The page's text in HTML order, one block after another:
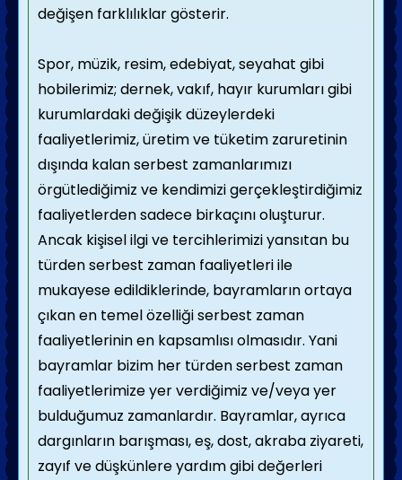
değişen farklılıklar gösterir.
Spor, müzik, resim, edebiyat, seyahat gibi
hobilerimiz; dernek, vakıf, hayır kurumları gibi
kurumlardaki değişik düzeylerdeki
faaliyetlerimiz, üretim ve tüketim zaruretinin
dışında kalan serbest zamanlarımızı
örgütlediğimiz ve kendimizi gerçekleştirdiğimiz
faaliyetlerden sadece birkaçını oluşturur.
Ancak kişisel ilgi ve tercihlerimizi yansıtan bu
türden serbest zaman faaliyetleri ile
mukayese edildiklerinde, bayramların ortaya
çıkan en temel özelliği serbest zaman
faaliyetlerinin en kapsamlısı olmasıdır. Yani
bayramlar bizim her türden serbest zaman
faaliyetlerimize yer verdiğimiz ve/veya yer
bulduğumuz zamanlardır. Bayramlar, ayrıca
dargınların barışması, eş, dost, akraba ziyareti,
zayıf ve düşkünlere yardım gibi değerleri